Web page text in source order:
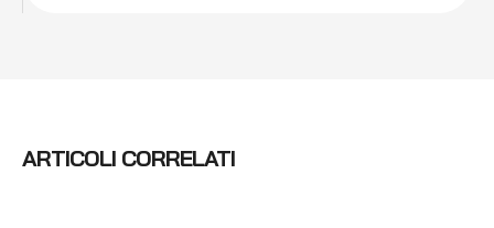
ARTICOLI CORRELATI